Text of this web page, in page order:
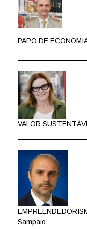
PAPO DE
VALOR
Sampaio